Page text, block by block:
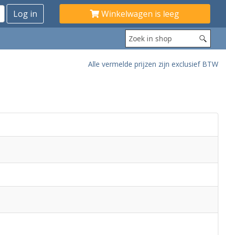
Winkelwagen is leeg
Alle vermelde prijzen zijn exclusief BTW